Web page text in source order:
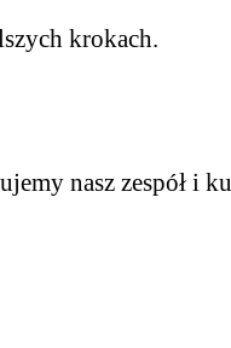
krokach.
nasz zespół i